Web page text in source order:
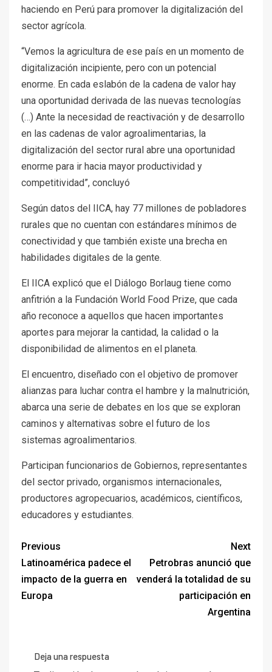
haciendo en Perú para promover la digitalización del
sector agrícola.
“Vemos la agricultura de ese país en un momento de
digitalización incipiente, pero con un potencial
enorme. En cada eslabón de la cadena de valor hay
una oportunidad derivada de las nuevas tecnologías
(…) Ante la necesidad de reactivación y de desarrollo
en las cadenas de valor agroalimentarias, la
digitalización del sector rural abre una oportunidad
enorme para ir hacia mayor productividad y
competitividad”, concluyó
Según datos del IICA, hay 77 millones de pobladores
rurales que no cuentan con estándares mínimos de
conectividad y que también existe una brecha en
habilidades digitales de la gente.
El IICA explicó que el Diálogo Borlaug tiene como
anfitrión a la Fundación World Food Prize, que cada
año reconoce a aquellos que hacen importantes
aportes para mejorar la cantidad, la calidad o la
disponibilidad de alimentos en el planeta.
El encuentro, diseñado con el objetivo de promover
alianzas para luchar contra el hambre y la malnutrición,
abarca una serie de debates en los que se exploran
caminos y alternativas sobre el futuro de los
sistemas agroalimentarios.
Participan funcionarios de Gobiernos, representantes
del sector privado, organismos internacionales,
productores agropecuarios, académicos, científicos,
educadores y estudiantes.
Previous
Latinoamérica padece el
impacto de la guerra en
Europa
Next
Petrobras anunció que
venderá la totalidad de su
participación en
Argentina
Deja una respuesta